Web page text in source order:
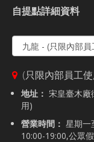
自提點詳細資料
(只限內部員工
地址： 宋皇臺木廠
用)
營業時間： 星期一
10:00-19:00,公眾